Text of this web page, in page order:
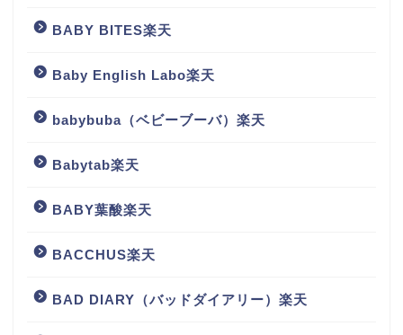
BABY BITES楽天
Baby English Labo楽天
babybuba（ベビーブーバ）楽天
Babytab楽天
BABY葉酸楽天
BACCHUS楽天
BAD DIARY（バッドダイアリー）楽天